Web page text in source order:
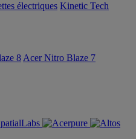
électriques Kinetic Tech
8 Acer Nitro Blaze 7